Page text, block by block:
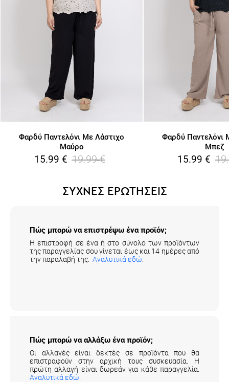
Φαρδύ Παντελόνι Με Λάστιχο
Μαύρο
15.99 € 19.99 €
Φαρδύ Παντελόνι
Μπεζ
15.99 €
ΣΥΧΝΕΣ ΕΡΩΤΗΣΕΙΣ
Πώς μπορώ να επιστρέψω ένα προϊόν;
Η επιστροφή σε ένα ή στο σύνολο των προϊόντων
της παραγγελίας σου γίνεται έως και 14 ημέρες από
την παραλαβή της. Αναλυτικά εδώ
Πώς μπορώ να αλλάξω ένα προϊόν;
Οι αλλαγές είναι δεκτές σε προϊόντα που θα
επιστραφούν στην αρχική τους συσκευασία. Η
πρώτη αλλαγή είναι δωρεάν για κάθε παραγγελία.
Αναλυτικά εδώ